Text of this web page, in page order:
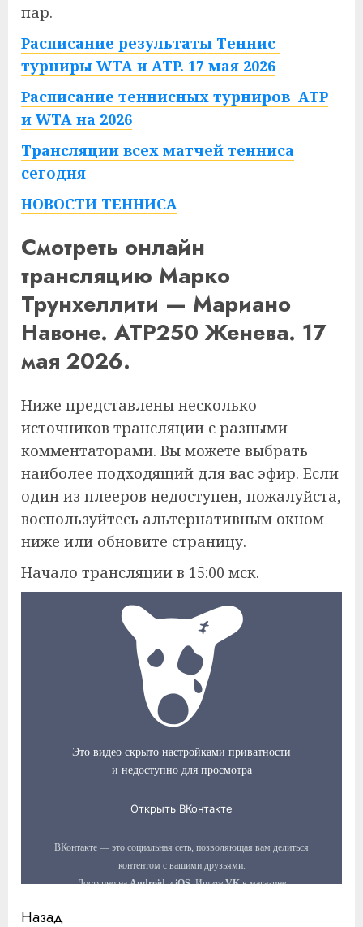
пар.
Расписание результаты Теннис
турниры WTA и ATP. 17 мая 2026
Расписание теннисных турниров ATP
и WTA на 2026
Трансляции всех матчей тенниса
сегодня
НОВОСТИ ТЕННИСА
Смотреть онлайн
трансляцию Марко
Трунхеллити — Мариано
Навоне. ATP250 Женева. 17
мая 2026.
Ниже представлены несколько
источников трансляции с разными
комментаторами. Вы можете выбрать
наиболее подходящий для вас эфир. Если
один из плееров недоступен, пожалуйста,
воспользуйтесь альтернативным окном
ниже или обновите страницу.
Начало трансляции в 15:00 мск.
Продолжить
Назад